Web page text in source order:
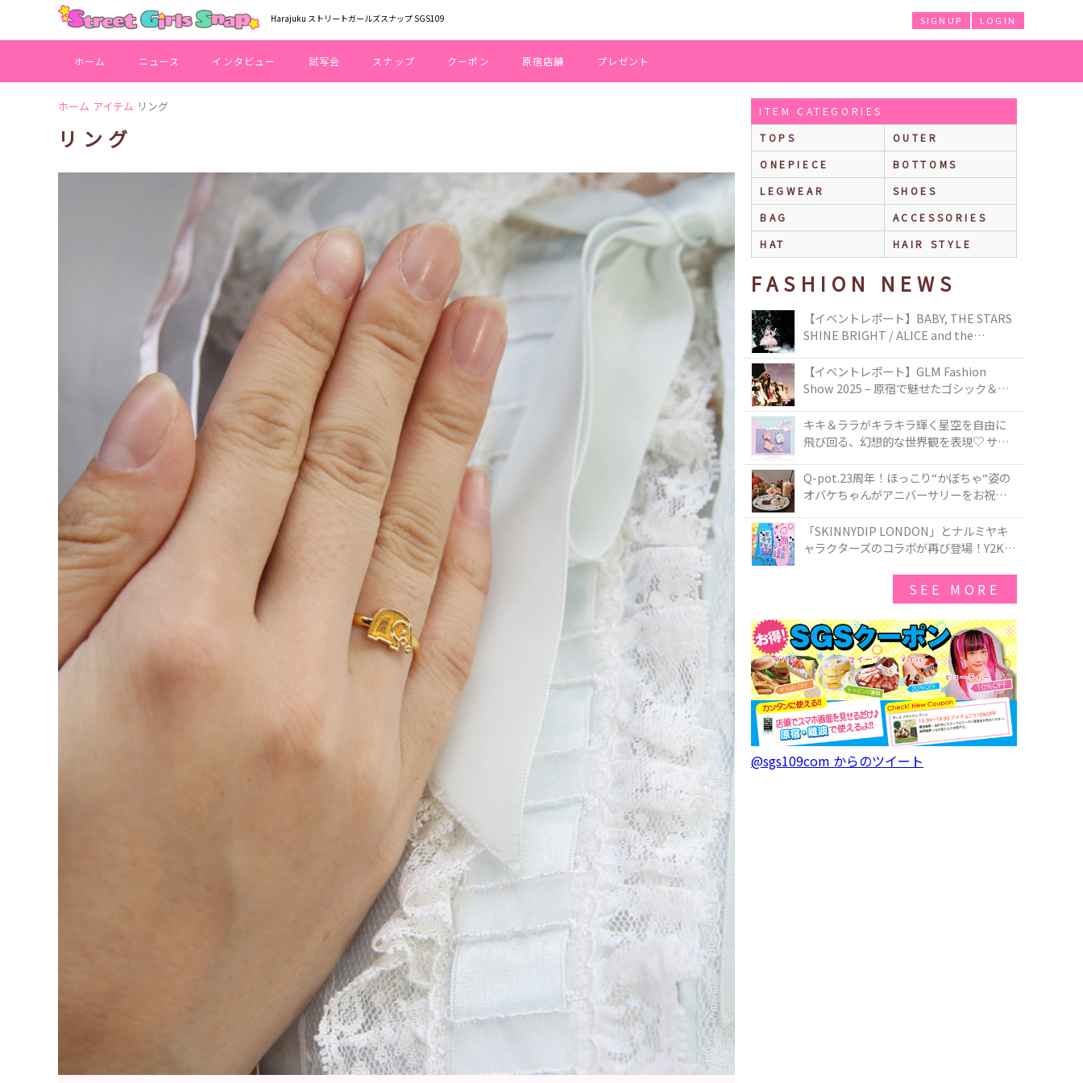
Harajuku ストリートガールズスナップ SGS109 LOGIN
SIGNUP
ホーム ニュース インタビュー 試写会 スナップ クーポン 原宿店舗 プレゼント
ホーム アイテム リング
リング
ITEM CATEGORIES
TOPS
OUTER
ONEPIECE
BOTTOMS
LEGWEAR
SHOES
BAG
ACCESSORIES
HAT
HAIR STYLE
FASHION NEWS
【イベントレポート】BABY, THE STARS
SHINE BRIGHT / ALICE and the
TOKYO
【イベントレポート】GLM Fashion
Show 2025 – 原宿で魅せたゴシック＆ロ
キキ＆ララがキラキラ輝く星空を自由に
飛び回る、幻想的な世界観を表現♡ サマ
50周年アニバーサリーイヤー』を記念し
たコレクションが登場
Q-pot.23周年！ほっこり“かぼちゃ“姿の
オバケちゃんがアニバーサリーをお祝い
ー」が新発売！Q-pot CAFE.では「かぼち
ゃのオバケーキプレート」も登場
「SKINNYDIP LONDON」とナルミヤキ
ャラクターズのコラボが再び登場！Y2Kム
SEE MORE
@sgs109com からのツイート